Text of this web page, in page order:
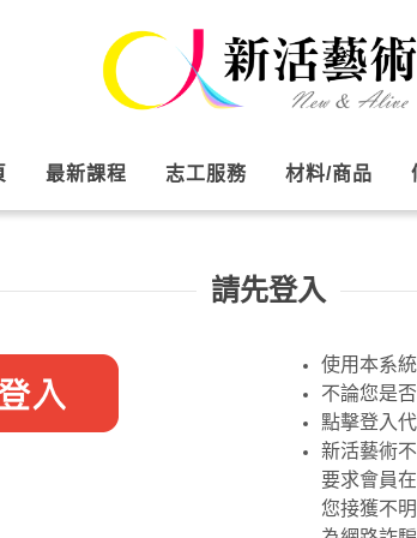
最新課程 志工服務 材料/商品
請先登入
使用本系
不論您是
點擊登入
新活藝術
要求會員
您接獲不